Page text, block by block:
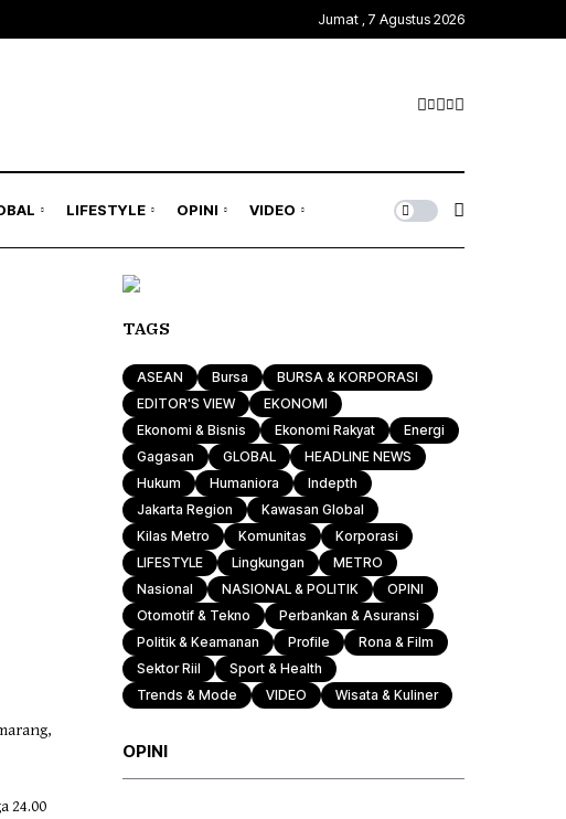
Jumat , 7 Agustus 2026
LIFESTYLE
Wisata & Kuliner
Komunitas
Sport & Health
Otomotif & Tekno
OPINI
Indepth
VIDEO
24.00
TAGS
ASEAN Bursa
BURSA & KORPORASI
EDITOR'S VIEW
EKONOMI
Ekonomi & Bisnis
Ekonomi Rakyat
Energi
Gagasan
GLOBAL
HEADLINE NEWS
Hukum
Humaniora
Indepth
Jakarta Region
Kawasan Global
Kilas Metro
Komunitas
Korporasi
LIFESTYLE
Lingkungan
METRO
Nasional
NASIONAL & POLITIK
OPINI
Otomotif & Tekno
Perbankan & Asuransi
Politik & Keamanan
Profile
Rona & Film
Sektor Riil
Sport & Health
Trends & Mode
VIDEO Wisata & Kuliner
OPINI